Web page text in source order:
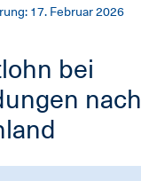
17. Februar 2026
bei
nach